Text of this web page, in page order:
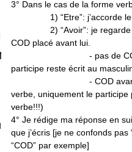
3° Dans le cas de la forme
1) “Etre”: j’accorde le
2) “Avoir”: je regarde si
COD placé avant lui.
- pas de COD ou
participe reste écrit au
- COD avant le verbe:
verbe, uniquement le
verbe!!!)
4° Je rédige ma réponse en
que j’écris [je ne confonds pas
“COD” par exemple]